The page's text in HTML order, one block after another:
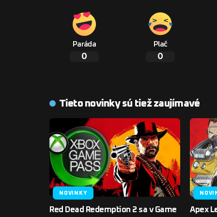
Paráda
0
Plač
0
Tieto novinky sú tiež zaujímavé
NOVINKY
Red Dead Redemption 2 sa v Game Apex